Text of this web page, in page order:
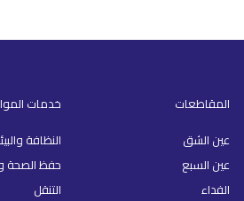
المقاطعات
عين الشق
عين السبع
الفداء
خدمات
النظافة
حفظ الصحة
التنقل